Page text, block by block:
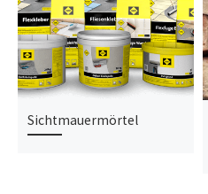
Sichtmauermörtel